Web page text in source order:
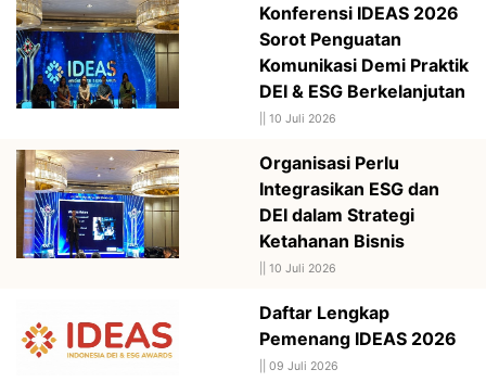
Konferensi IDEAS 2026
Sorot Penguatan
Komunikasi Demi Praktik
DEI & ESG Berkelanjutan
10 Juli 2026
Organisasi Perlu
Integrasikan ESG dan
DEI dalam Strategi
Ketahanan Bisnis
10 Juli 2026
Daftar Lengkap
Pemenang IDEAS 2026
09 Juli 2026